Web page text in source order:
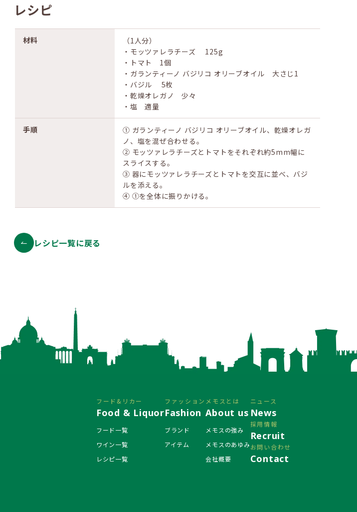
レシピ
材料
（1人分）
・モッツァレラチーズ 125g
・トマト 1個
・ガランティーノ バジリコ オリーブオイル 大さじ1
・バジル 5枚
・乾燥オレガノ 少々
・塩 適量​
手順
① ガランティーノ バジリコ オリーブオイル、乾燥オレガ
ノ、塩を混ぜ合わせる。
② モッツァレラチーズとトマトをそれぞれ約5mm幅に
スライスする。
③ 器にモッツァレラチーズとトマトを交互に並べ、バジ
ルを添える。
④ ①を全体に振りかける。
レシピ一覧に戻る
フード&リカー
Food & Liquor
フード一覧
ワイン一覧
レシピ一覧
ファッション
Fashion
ブランド
アイテム
メモスとは
About us
メモスの強み
メモスのあゆみ
会社概要
ニュース
News
採用情報
Recruit
お問い合わせ
Contact